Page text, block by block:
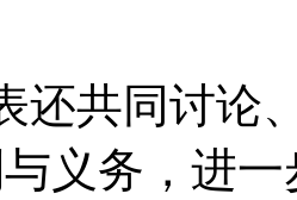
共同讨论
义务，进